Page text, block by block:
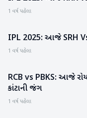
1 વર્ષ પહેલા
રમતગમત
IPL 2025: આજે SRH
1 વર્ષ પહેલા
રમતગમત
RCB vs PBKS: આજે રોયલ ચેલેન્જર બેંગ્લુરું Vs પંજાબ કિંગ્સ વચ્ચે
કાંટાની જંગ
1 વર્ષ પહેલા